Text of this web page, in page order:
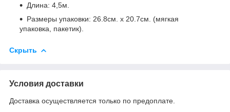
Длина: 4,5м.
Размеры упаковки: 26.8см. х 20.7см. (мягкая
упаковка, пакетик).
Скрыть
Условия доставки
Доставка осуществляется только по предоплате.